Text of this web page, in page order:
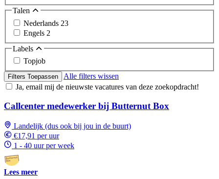
Talen
Nederlands 23
Engels 2
Labels
Topjob
Filters Toepassen
Alle filters wissen
Ja, email mij de nieuwste vacatures van deze zoekopdracht!
Callcenter medewerker bij Butternut Box
Landelijk (dus ook bij jou in de buurt)
€17,91 per uur
1 - 40 uur per week
Lees meer